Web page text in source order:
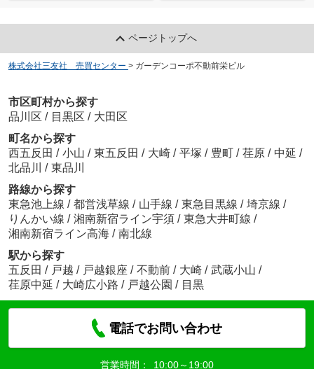
ページトップへ
株式会社三友社 売買センター > ガーデンコーポ不動前栄ビル
市区町村から探す
品川区 / 目黒区 / 大田区
町名から探す
西五反田 / 小山 / 東五反田 / 大崎 / 平塚 / 豊町 / 荏原 / 中延 /
北品川 / 東品川
路線から探す
東急池上線 / 都営浅草線 / 山手線 / 東急目黒線 / 埼京線 /
りんかい線 / 湘南新宿ライン宇須 / 東急大井町線 /
湘南新宿ライン高海 / 南北線
駅から探す
五反田 / 戸越 / 戸越銀座 / 不動前 / 大崎 / 武蔵小山 /
荏原中延 / 大崎広小路 / 戸越公園 / 目黒
電話でお問い合わせ
営業時間： 10:00～19:00